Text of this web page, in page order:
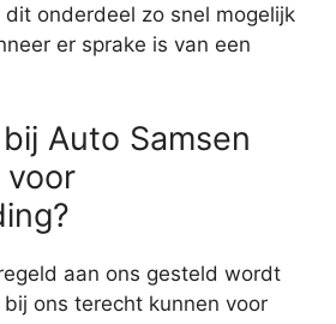
onderdeel zo snel mogelijk
er sprake is van een
Auto Samsen
aan ons gesteld wordt
ons terecht kunnen voor